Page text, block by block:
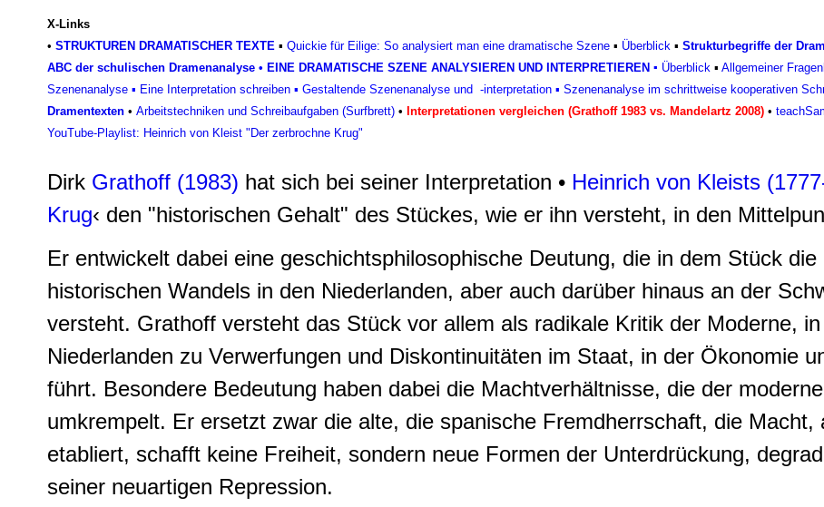
X-Links
• STRUKTUREN DRAMATISCHER TEXTE ▪ Quickie für Eilige: So analysiert man eine dramatische Szene ▪ Überblick ▪ Strukturbegriffe der
ABC der schulischen Dramenanalyse • EINE DRAMATISCHE SZENE ANALYSIEREN UND INTERPRETIEREN ▪ Überblick ▪ Allgemeiner
Szenenanalyse ▪ Eine Interpretation schreiben ▪ Gestaltende Szenenanalyse und -interpretation ▪ Szenenanalyse im schrittweise kooperativen
Dramentexten • Arbeitstechniken und Schreibaufgaben (Surfbrett) • Interpretationen vergleichen (Grathoff 1983 vs. Mandelartz 2008) •
YouTube-Playlist: Heinrich von Kleist "Der zerbrochne Krug"
Dirk Grathoff (1983) hat sich bei seiner Interpretation • Heinrich von Kleists
Krug‹ den "historischen Gehalt" des Stückes, wie er ihn versteht, in den
Er entwickelt dabei eine geschichtsphilosophische Deutung, die in dem Stück
historischen Wandels in den Niederlanden, aber auch darüber hinaus an der
versteht. Grathoff versteht das Stück vor allem als radikale Kritik der Moderne,
Niederlanden zu Verwerfungen und Diskontinuitäten im Staat, in der Ökonomie
führt. Besondere Bedeutung haben dabei die Machtverhältnisse, die der
umkrempelt. Er ersetzt zwar die alte, die spanische Fremdherrschaft, die Macht,
etabliert, schafft keine Freiheit, sondern neue Formen der Unterdrückung,
seiner neuartigen Repression.